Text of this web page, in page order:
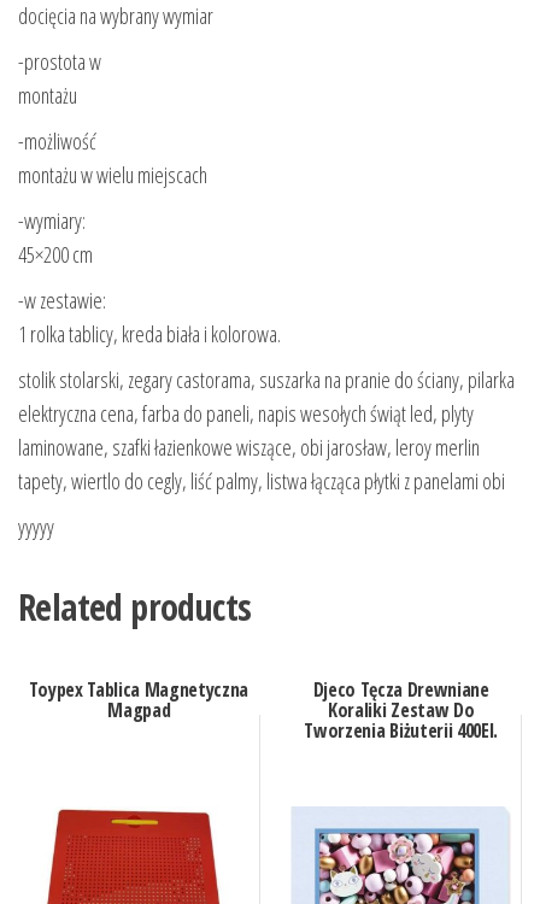
docięcia na wybrany wymiar
-prostota w
montażu
-możliwość
montażu w wielu miejscach
-wymiary:
45×200 cm
-w zestawie:
1 rolka tablicy, kreda biała i kolorowa.
stolik stolarski, zegary castorama, suszarka na pranie do ściany, pilarka
elektryczna cena, farba do paneli, napis wesołych świąt led, plyty
laminowane, szafki łazienkowe wiszące, obi jarosław, leroy merlin
tapety, wiertlo do cegly, liść palmy, listwa łącząca płytki z panelami obi
yyyyy
Related products
Toypex Tablica Magnetyczna
Magpad
Djeco Tęcza Drewniane
Koraliki Zestaw Do
Tworzenia Biżuterii 400El.